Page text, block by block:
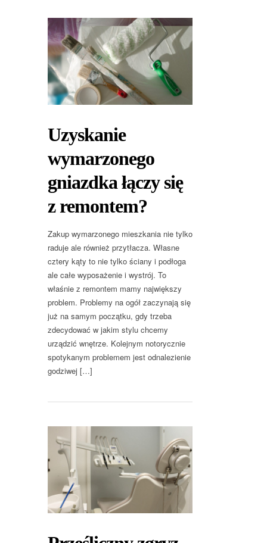
Uzyskanie
wymarzonego
gniazdka łączy się
z remontem?
Zakup wymarzonego mieszkania nie tylko
raduje ale również przytłacza. Własne
cztery kąty to nie tylko ściany i podłoga
ale całe wyposażenie i wystrój. To
właśnie z remontem mamy największy
problem. Problemy na ogół zaczynają się
już na samym początku, gdy trzeba
zdecydować w jakim stylu chcemy
urządzić wnętrze. Kolejnym notorycznie
spotykanym problemem jest odnalezienie
godziwej […]